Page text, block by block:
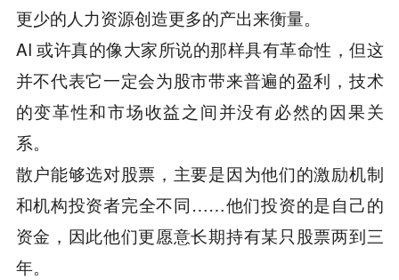
更少的人力资源创造更多的产出来衡量。
AI 或许真的像大家所说的那样具有革命性，但这
并不代表它一定会为股市带来普遍的盈利，技术
的变革性和市场收益之间并没有必然的因果关
系。
散户能够选对股票，主要是因为他们的激励机制
和机构投资者完全不同……他们投资的是自己的
资金，因此他们更愿意长期持有某只股票两到三
年。